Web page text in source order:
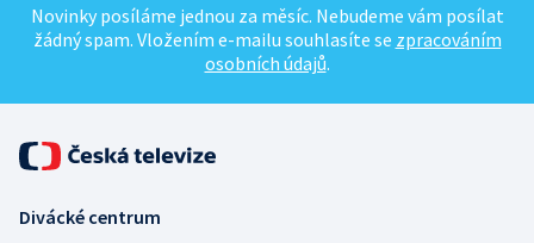
Novinky posíláme jednou za měsíc. Nebudeme vám posílat
žádný spam. Vložením e-mailu souhlasíte se zpracováním
osobních údajů.